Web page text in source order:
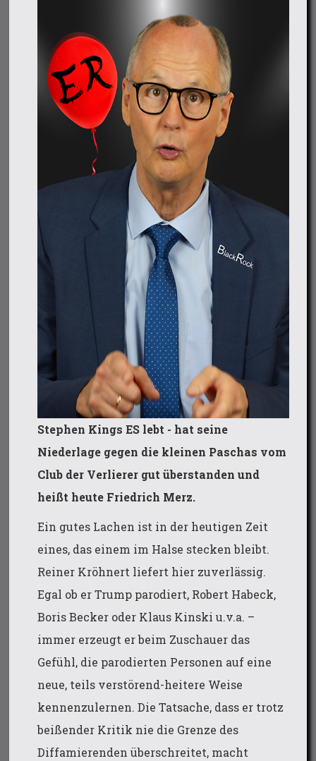
Stephen Kings ES lebt - hat seine
Niederlage gegen die kleinen Paschas vom
Club der Verlierer gut überstanden und
heißt heute Friedrich Merz.
Ein gutes Lachen ist in der heutigen Zeit
eines, das einem im Halse stecken bleibt.
Reiner Kröhnert liefert hier zuverlässig.
Egal ob er Trump parodiert, Robert Habeck,
Boris Becker oder Klaus Kinski u.v.a. –
immer erzeugt er beim Zuschauer das
Gefühl, die parodierten Personen auf eine
neue, teils verstörend-heitere Weise
kennenzulernen. Die Tatsache, dass er trotz
beißender Kritik nie die Grenze des
Diffamierenden überschreitet, macht